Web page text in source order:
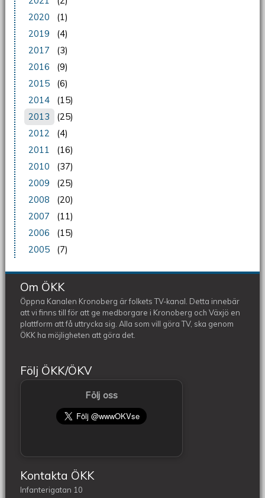
2020
(1)
2019
(4)
2017
(3)
2016
(9)
2015
(6)
2014
(15)
2013
(25)
2012
(4)
2011
(16)
2010
(37)
2009
(25)
2008
(20)
2007
(11)
2006
(15)
2005
(7)
Om ÖKK
Öppna Kanalen Kronoberg är folkets TV-kanal. Detta innebär
att vi finns till för att ge medborgare i Kronoberg och Växjö en
plattform att få uttrycka sig. Alla som vill göra TV, ska genom
ÖKK ha möjligheten att göra det.
Följ ÖKK/ÖKV
Följ oss
Kontakta ÖKK
Infanterigatan 10